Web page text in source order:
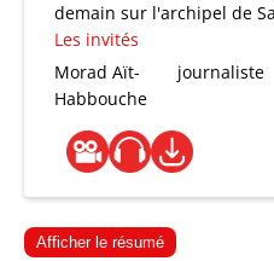
demain sur l'archipel de
Les invités
Morad Aït-
Habbouche
journaliste
Afficher le résumé